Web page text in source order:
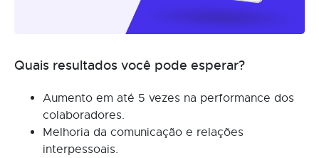
Quais resultados você pode esperar?
Aumento em até 5 vezes na performance dos
colaboradores.
Melhoria da comunicação e relações
interpessoais.